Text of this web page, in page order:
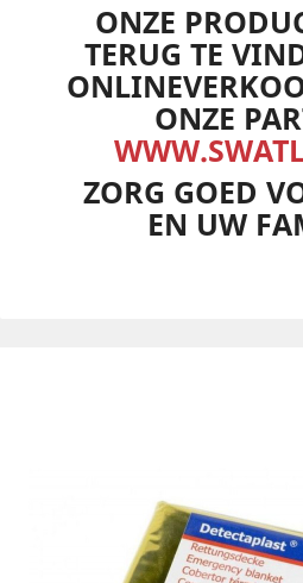
ONZE
TERUG TE
ONZE
ZORG GOED
EN UW